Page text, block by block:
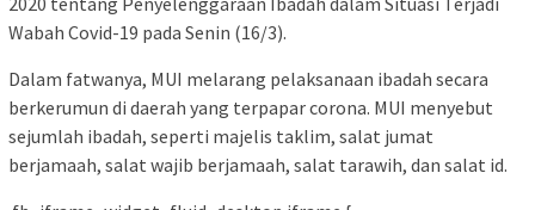
Wabah Covid-19 pada Senin (16/3).
Dalam fatwanya, MUI melarang pelaksanaan ibadah secara
berkerumun di daerah yang terpapar corona. MUI menyebut
sejumlah ibadah, seperti majelis taklim, salat jumat
berjamaah, salat wajib berjamaah, salat tarawih, dan salat id.